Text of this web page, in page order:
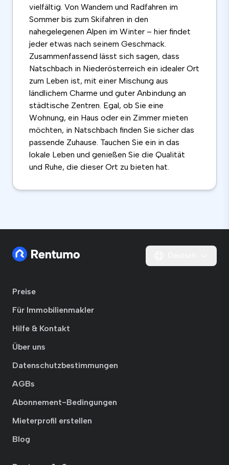
vielfältig. Von Wandern und Radfahren im
Sommer bis zum Skifahren in den
nahegelegenen Alpen im Winter – hier findet
jeder etwas nach seinem Geschmack.
Zusammenfassend lässt sich sagen, dass
Natschbach in Niederösterreich ein idealer Ort
zum Leben ist, mit einer Mischung aus
ländlichem Charme und guter Anbindung an
städtische Zentren. Egal, ob Sie eine
Wohnung, ein Haus oder ein Zimmer mieten
möchten, in Natschbach finden Sie sicher das
passende Zuhause. Tauchen Sie ein in das
lokale Leben und genießen Sie die Qualität
und Ruhe, die dieser Ort zu bieten hat.
Preise
Für Immobilienmakler
Hilfe & Kontakt
Über uns
Datenschutzbestimmungen
AGBs
Abonnement-Bedingungen
Mieterprofil erstellen
Blog